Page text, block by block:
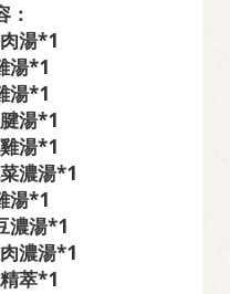
：
湯*1
湯*1
湯*1
湯*1
湯*1
濃湯*1
湯*1
濃湯*1
濃湯*1
萃*1